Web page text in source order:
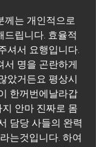
께는 개인적으로
립니다. 효율적
셔서 요행입니다.
명을 곤란하게
았거든요 평상시
한꺼번에날라갑
안마 진짜로 몸
담당 사들의 완력
는것입니다. 하여